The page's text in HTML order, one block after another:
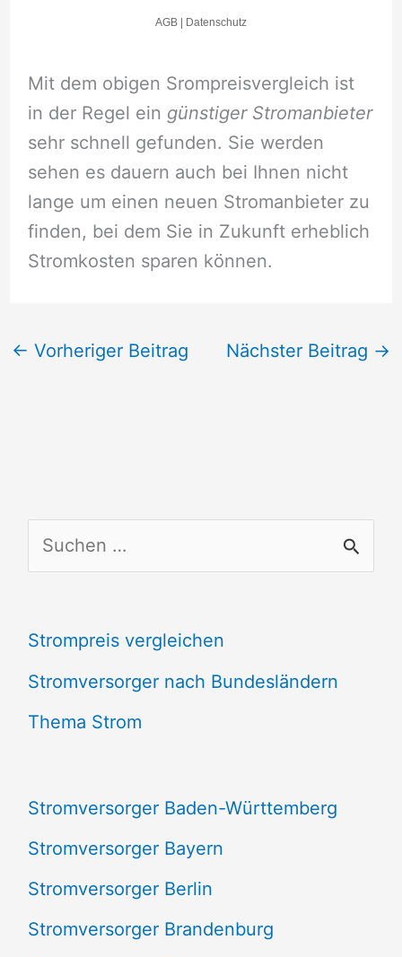
Mit dem obigen Srompreisvergleich ist
in der Regel ein günstiger Stromanbieter
sehr schnell gefunden. Sie werden
sehen es dauern auch bei Ihnen nicht
lange um einen neuen Stromanbieter zu
finden, bei dem Sie in Zukunft erheblich
Stromkosten sparen können.
← Vorheriger Beitrag Nächster Beitrag →
u
h
e
n
h
:
Strompreis vergleichen
Stromversorger nach Bundesländern
Thema Strom
Stromversorger Baden-Württemberg
Stromversorger Bayern
Stromversorger Berlin
Stromversorger Brandenburg